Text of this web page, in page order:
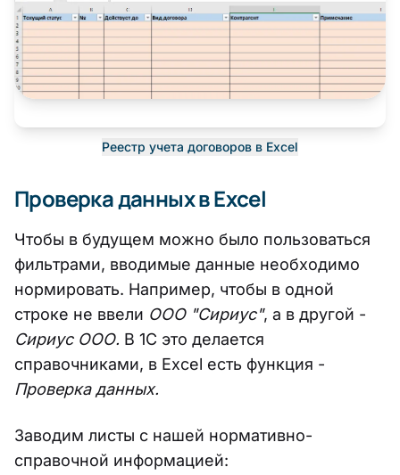
Реестр учета договоров в Excel
Проверка данных в Excel
Чтобы в будущем можно было пользоваться
фильтрами, вводимые данные необходимо
нормировать. Например, чтобы в одной
строке не ввели ООО "Сириус", а в другой -
Сириус ООО. В 1С это делается
справочниками, в Excel есть функция -
Проверка данных.
Заводим листы с нашей нормативно-
справочной информацией: